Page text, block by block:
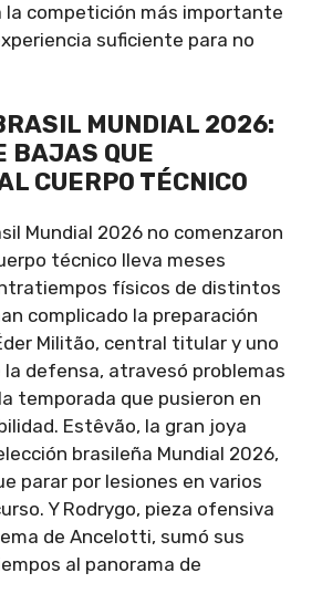
la competición más importante
suficiente para no
MUNDIAL 2026:
BAJAS QUE
CUERPO TÉCNICO
Mundial 2026 no comenzaron
técnico lleva meses
físicos de distintos
complicado la preparación
Militão, central titular y uno
la defensa, atravesó problemas
temporada que pusieron en
Estêvão, la gran joya
brasileña Mundial 2026,
parar por lesiones en varios
Y Rodrygo, pieza ofensiva
de Ancelotti, sumó sus
al panorama de